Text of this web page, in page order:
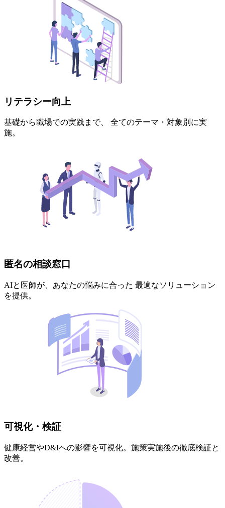
リテラシー向上
基礎から職場での実践まで、 全てのテーマ・対象別に実
施。
匿名の相談窓口
AIと医師が、あなたの悩みに合った 最適なソリューション
を提供。
可視化・検証
健康経営やD&Iへの影響を可視化。施策実施後の徹底検証と
改善。